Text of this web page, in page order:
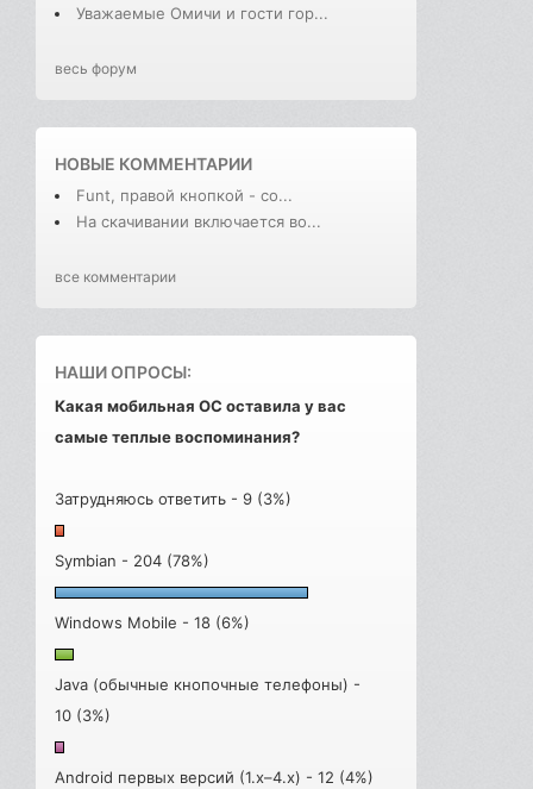
Уважаемые Омичи и гости гор...
весь форум
НОВЫЕ КОММЕНТАРИИ
Funt, правой кнопкой - со...
На скачивании включается во...
все комментарии
НАШИ ОПРОСЫ:
Какая мобильная ОС оставила у вас
самые теплые воспоминания?
Затрудняюсь ответить - 9 (3%)
Symbian - 204 (78%)
Windows Mobile - 18 (6%)
Java (обычные кнопочные телефоны) -
10 (3%)
Android первых версий (1.x–4.x) - 12 (4%)